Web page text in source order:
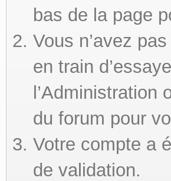
bas de la page
Vous n’avez
en train
du forum pour
Votre compte a
de validation.